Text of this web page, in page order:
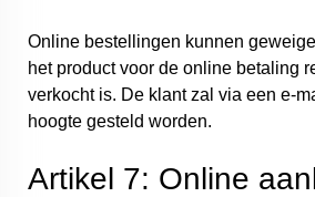
Online bestellingen kunnen
het product voor de online betaling
verkocht is. De klant zal via een e-
hoogte gesteld worden.
Artikel 7: Online